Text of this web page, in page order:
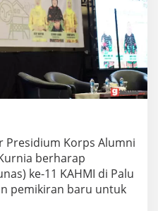
Presidium Korps Alumni
berharap
ke-11 KAHMI di Palu
pemikiran baru untuk